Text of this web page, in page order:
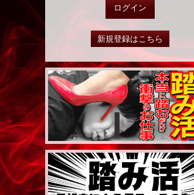
新規登録はこちら